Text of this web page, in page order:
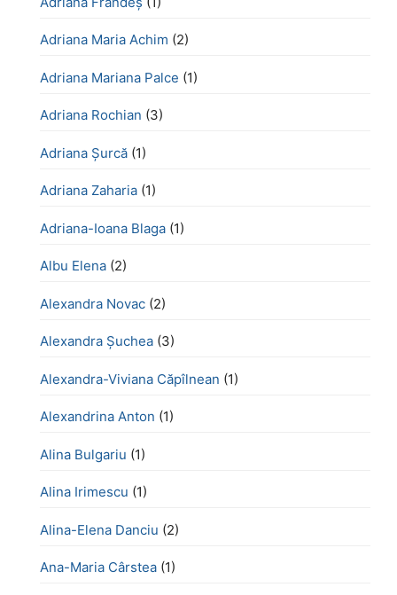
Adriana Maria Achim (2)
Adriana Mariana Palce (1)
Adriana Rochian (3)
Adriana Șurcă (1)
Adriana Zaharia (1)
Adriana-Ioana Blaga (1)
Albu Elena (2)
Alexandra Novac (2)
Alexandra Șuchea (3)
Alexandra-Viviana Căpîlnean (1)
Alexandrina Anton (1)
Alina Bulgariu (1)
Alina Irimescu (1)
Alina-Elena Danciu (2)
Ana-Maria Cârstea (1)